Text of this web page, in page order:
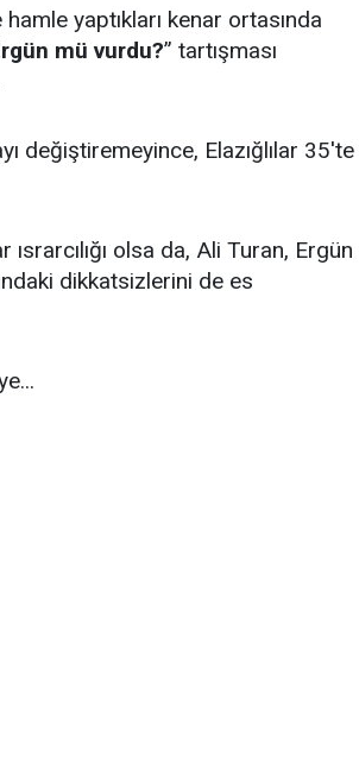
yaptıkları kenar ortasında
mü vurdu?” tartışması
değiştiremeyince, Elazığlılar 35'te
olsa da, Ali Turan, Ergün
dikkatsizlerini de es